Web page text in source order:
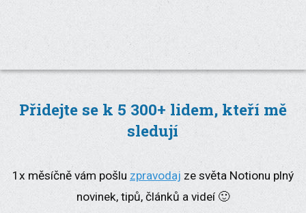
Přidejte se k 5 300+ lidem, kteří mě
sledují
1x měsíčně vám pošlu zpravodaj ze světa Notionu plný
novinek, tipů, článků a videí 🙂